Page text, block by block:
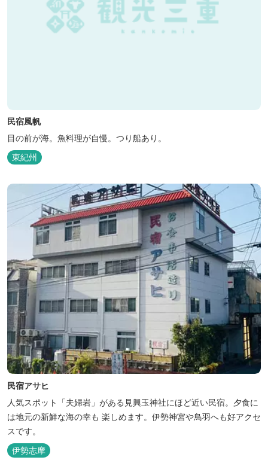
民宿風帆
目の前が海。魚料理が自慢。つり船あり。
東紀州
民宿アサヒ
人気スポット「夫婦岩」がある見興玉神社にほど近い民宿。夕食に
は地元の新鮮な海の幸も 楽しめます。伊勢神宮や鳥羽へも好アクセ
スです。
伊勢志摩